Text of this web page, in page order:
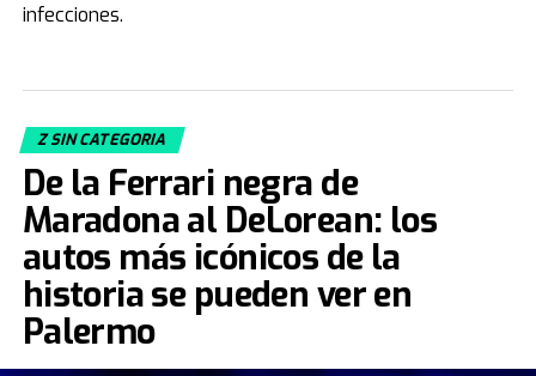
infecciones.
Z SIN CATEGORIA
De la Ferrari negra de
Maradona al DeLorean: los
autos más icónicos de la
historia se pueden ver en
Palermo